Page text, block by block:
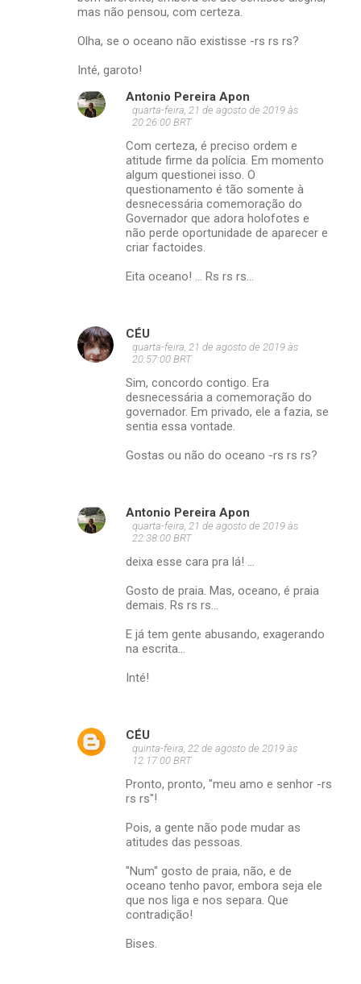
mas não pensou, com certeza.
Olha, se o oceano não existisse -rs rs rs?
Inté, garoto!
Antonio Pereira Apon
quarta-feira, 21 de agosto de 2019 às
20:26:00 BRT
Com certeza, é preciso ordem e
atitude firme da polícia. Em momento
algum questionei isso. O
questionamento é tão somente à
desnecessária comemoração do
Governador que adora holofotes e
não perde oportunidade de aparecer e
criar factoides.
Eita oceano! ... Rs rs rs...
CÉU
quarta-feira, 21 de agosto de 2019 às
20:57:00 BRT
Sim, concordo contigo. Era
desnecessária a comemoração do
governador. Em privado, ele a fazia, se
sentia essa vontade.
Gostas ou não do oceano -rs rs rs?
Antonio Pereira Apon
quarta-feira, 21 de agosto de 2019 às
22:38:00 BRT
deixa esse cara pra lá! ...
Gosto de praia. Mas, oceano, é praia
demais. Rs rs rs...
E já tem gente abusando, exagerando
na escrita...
Inté!
CÉU
quinta-feira, 22 de agosto de 2019 às
12:17:00 BRT
Pronto, pronto, "meu amo e senhor -rs
rs rs"!
Pois, a gente não pode mudar as
atitudes das pessoas.
"Num" gosto de praia, não, e de
oceano tenho pavor, embora seja ele
que nos liga e nos separa. Que
contradição!
Bises.